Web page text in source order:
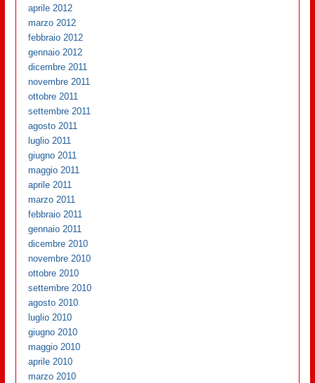
aprile 2012
marzo 2012
febbraio 2012
gennaio 2012
dicembre 2011
novembre 2011
ottobre 2011
settembre 2011
agosto 2011
luglio 2011
giugno 2011
maggio 2011
aprile 2011
marzo 2011
febbraio 2011
gennaio 2011
dicembre 2010
novembre 2010
ottobre 2010
settembre 2010
agosto 2010
luglio 2010
giugno 2010
maggio 2010
aprile 2010
marzo 2010